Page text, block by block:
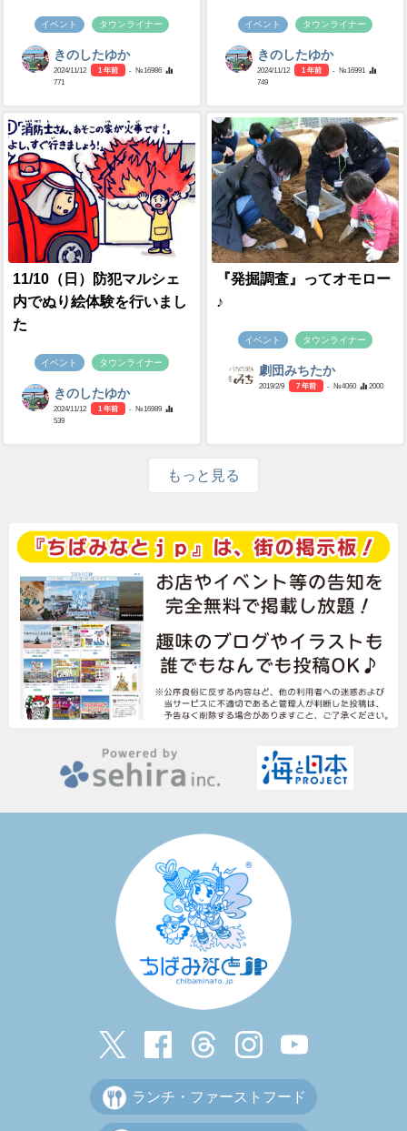
イベント タウンライナー
きのしたゆか
2024/11/12 1 年前
- №16986
771
イベント タウンライナー
きのしたゆか
2024/11/12 1 年前
- №16991
749
11/10（日）防犯マルシェ
内でぬり絵体験を行いまし
た
イベント タウンライナー
きのしたゆか
2024/11/12 1 年前
- №16989
539
『発掘調査』ってオモロー
♪
イベント タウンライナー
劇団みちたか
2019/2/9 7 年前 - №4060 2000
もっと見る
ランチ・ファーストフード